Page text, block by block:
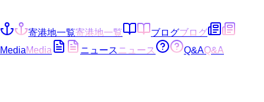
寄港地一覧寄港地一覧 ブログブログ
MediaMedia ニュース ニュース Q&AQ&A